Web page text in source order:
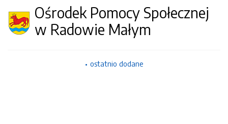
Ośrodek Pomocy Społecznej
w Radowie Małym
ostatnio dodane